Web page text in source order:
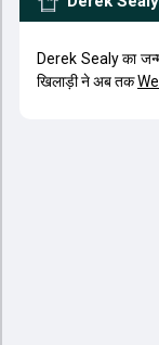
Derek Sealy का
खिलाड़ी ने अब तक